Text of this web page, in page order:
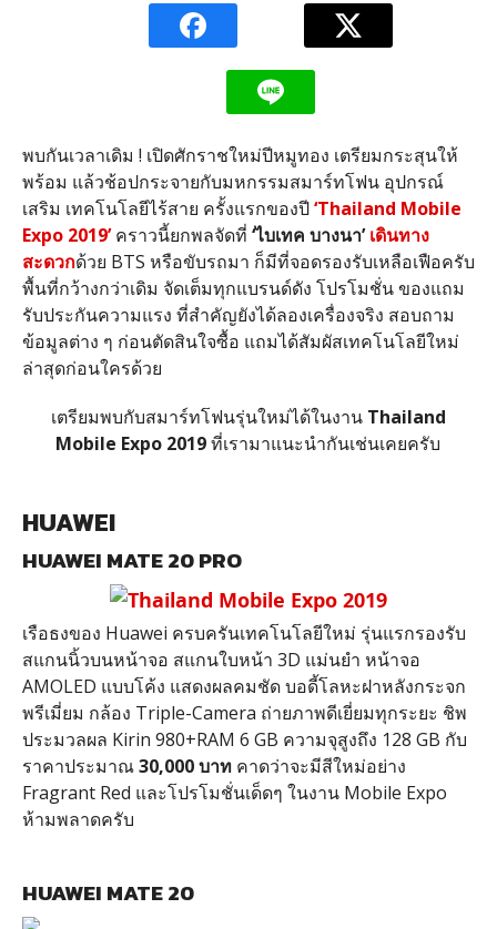
พบกันเวลาเดิม ! เปิดศักราชใหม่ปีหมูทอง เตรียมกระสุนให้
พร้อม แล้วช้อปกระจายกับมหกรรมสมาร์ทโฟน อุปกรณ์
เสริม เทคโนโลยีไร้สาย ครั้งแรกของปี‘Thailand Mobile
Expo 2019’คราวนี้ยกพลจัดที่ ‘ไบเทค บางนา’ เดินทาง
สะดวกด้วย BTS หรือขับรถมา ก็มีที่จอดรองรับเหลือเฟือครับ
พื้นที่กว้างกว่าเดิม จัดเต็มทุกแบรนด์ดัง โปรโมชั่น ของแถม
รับประกันความแรง ที่สำคัญยังได้ลองเครื่องจริง สอบถาม
ข้อมูลต่าง ๆ ก่อนตัดสินใจซื้อ แถมได้สัมผัสเทคโนโลยีใหม่
ล่าสุดก่อนใครด้วย
เตรียมพบกับสมาร์ทโฟนรุ่นใหม่ได้ในงาน Thailand
Mobile Expo 2019ที่เรามาแนะนำกันเช่นเคยครับ
HUAWEI
HUAWEI MATE 20 PRO
เรือธงของ Huawei ครบครันเทคโนโลยีใหม่ รุ่นแรกรองรับ
สแกนนิ้วบนหน้าจอ สแกนใบหน้า 3D แม่นยำ หน้าจอ
AMOLED แบบโค้ง แสดงผลคมชัด บอดี้โลหะฝาหลังกระจก
พรีเมี่ยม กล้อง Triple-Camera ถ่ายภาพดีเยี่ยมทุกระยะ ชิพ
ประมวลผล Kirin 980+RAM 6 GB ความจุสูงถึง 128 GB กับ
ราคาประมาณ30,000 บาทคาดว่าจะมีสีใหม่อย่าง
Fragrant Red และโปรโมชั่นเด็ดๆ ในงาน Mobile Expo
ห้ามพลาดครับ
HUAWEI MATE 20